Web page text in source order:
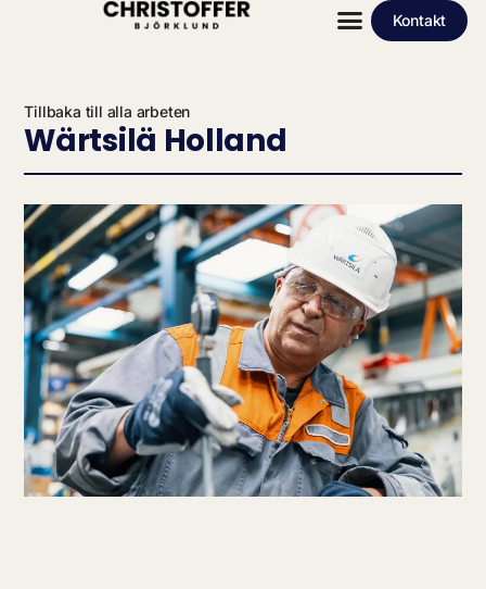
Kontakt
Tillbaka till alla arbeten
Wärtsilä Holland